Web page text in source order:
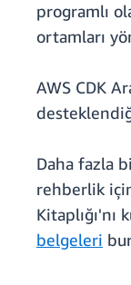
programlı
ortamları
AWS CDK
Daha fazla
rehberlik
Kitaplığı'nı
belgeleri